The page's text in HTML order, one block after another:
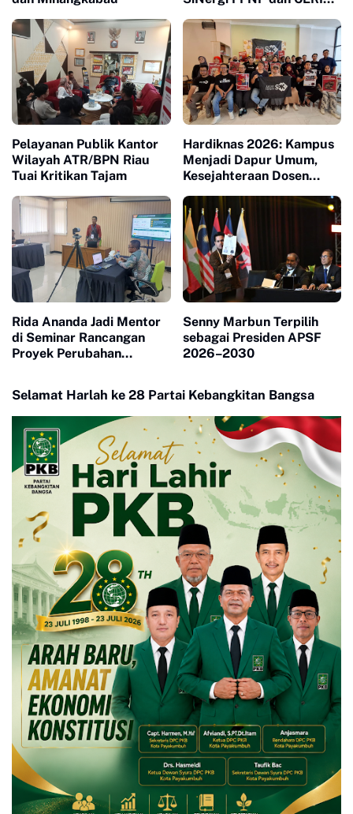
dalam Industri Kopi
Indonesia
Pelayanan Publik Kantor
Wilayah ATR/BPN Riau
Tuai Kritikan Tajam
Hardiknas 2026: Kampus
Menjadi Dapur Umum,
Kesejahteraan Dosen
Rida Ananda Jadi Mentor
di Seminar Rancangan
Proyek Perubahan
Senny Marbun Terpilih
sebagai Presiden APSF
2026–2030
Selamat Harlah ke 28 Partai Kebangkitan Bangsa